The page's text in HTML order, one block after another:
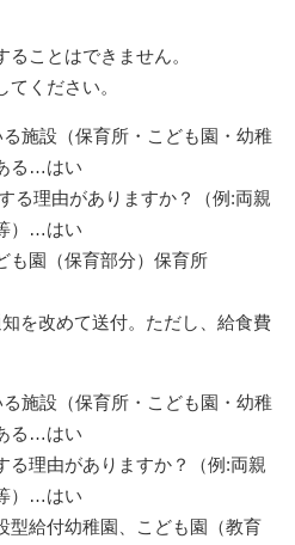
ことはできません。
ください。
施設（保育所・こども園・幼稚
る…はい
る理由がありますか？（例:両親
）…はい
園（保育部分）保育所
を改めて送付。ただし、給食費
施設（保育所・こども園・幼稚
る…はい
る理由がありますか？（例:両親
）…はい
給付幼稚園、こども園（教育